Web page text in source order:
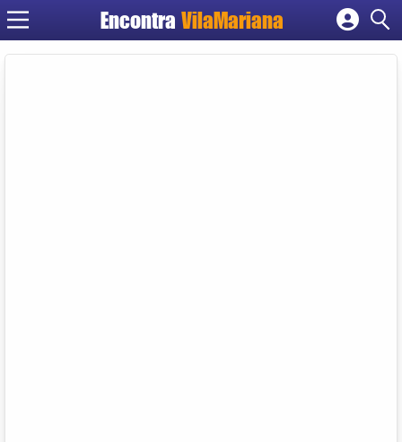
EncontraVilaMariana
Cadastrar empresa